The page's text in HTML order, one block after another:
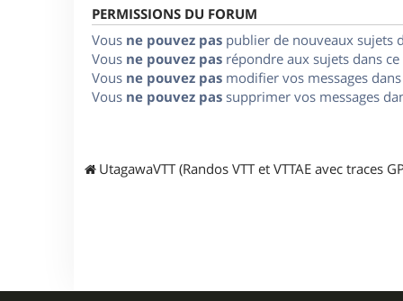
PERMISSIONS DU FORUM
Vous ne pouvez pas publier de nouveaux sujets
Vous ne pouvez pas répondre aux sujets dans
Vous ne pouvez pas modifier vos messages
Vous ne pouvez pas supprimer vos messages
UtagawaVTT (Randos VTT et VTTAE avec traces